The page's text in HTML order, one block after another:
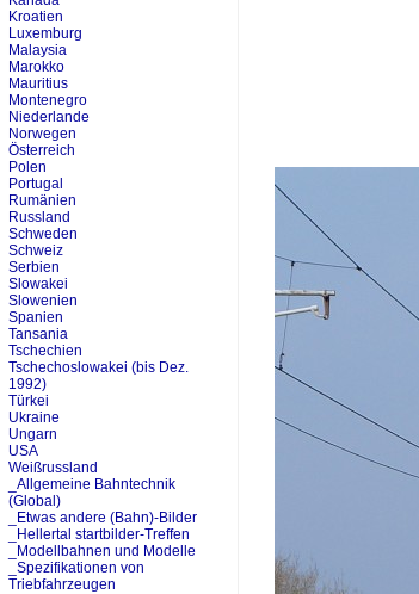
Kroatien
Luxemburg
Malaysia
Marokko
Mauritius
Montenegro
Niederlande
Norwegen
Österreich
Polen
Portugal
Rumänien
Russland
Schweden
Schweiz
Serbien
Slowakei
Slowenien
Spanien
Tansania
Tschechien
Tschechoslowakei (bis Dez.
1992)
Türkei
Ukraine
Ungarn
USA
Weißrussland
_Allgemeine Bahntechnik
(Global)
_Etwas andere (Bahn)-Bilder
_Hellertal startbilder-Treffen
_Modellbahnen und Modelle
_Spezifikationen von
Triebfahrzeugen